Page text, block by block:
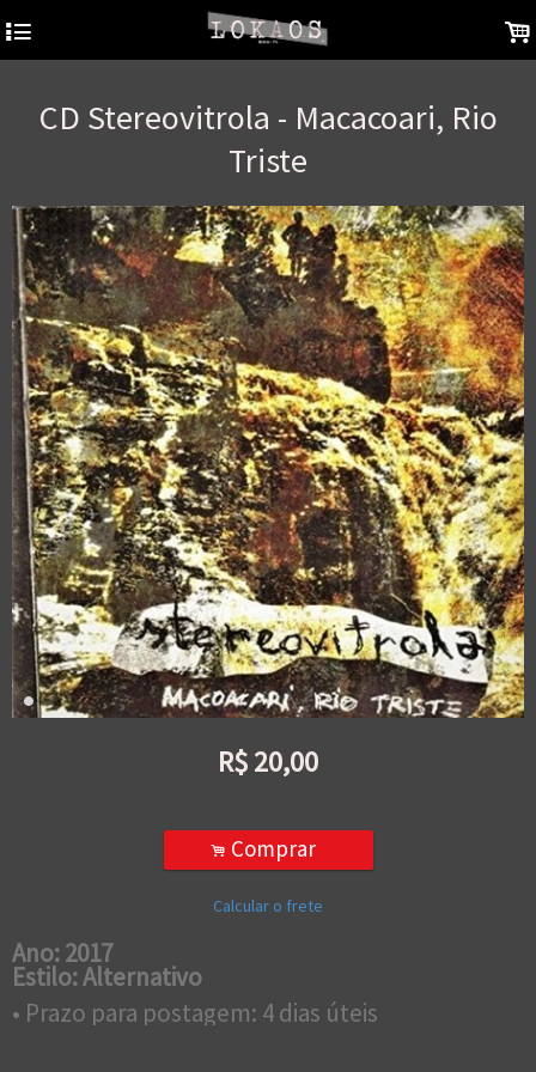
4 .
CD Stereovitrola - Macacoari, Rio
Triste
R$20,00
. Comprar
Calcular o frete
Ano: 2017
Estilo: Alternativo
• Prazo para postagem: 4 dias úteis